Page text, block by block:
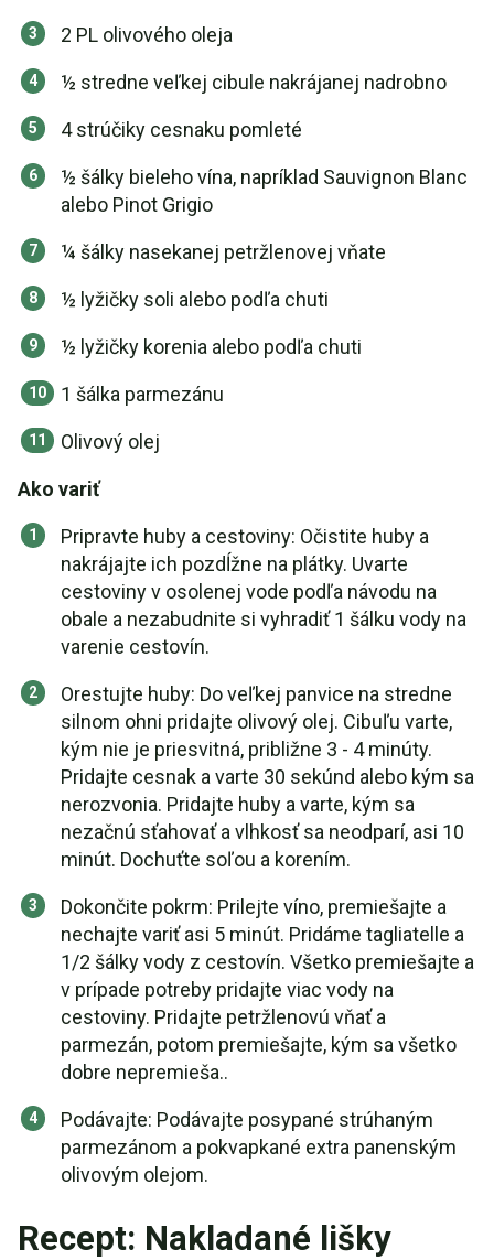
2 PL olivového oleja
½ stredne veľkej cibule nakrájanej nadrobno
4 strúčiky cesnaku pomleté
½ šálky bieleho vína, napríklad Sauvignon Blanc
alebo Pinot Grigio
¼ šálky nasekanej petržlenovej vňate
½ lyžičky soli alebo podľa chuti
½ lyžičky korenia alebo podľa chuti
1 šálka parmezánu
Olivový olej
Ako variť
Pripravte huby a cestoviny: Očistite huby a
nakrájajte ich pozdĺžne na plátky. Uvarte
cestoviny v osolenej vode podľa návodu na
obale a nezabudnite si vyhradiť 1 šálku vody na
varenie cestovín.
Orestujte huby: Do veľkej panvice na stredne
silnom ohni pridajte olivový olej. Cibuľu varte,
kým nie je priesvitná, približne 3 - 4 minúty.
Pridajte cesnak a varte 30 sekúnd alebo kým sa
nerozvonia. Pridajte huby a varte, kým sa
nezačnú sťahovať a vlhkosť sa neodparí, asi 10
minút. Dochuťte soľou a korením.
Dokončite pokrm: Prilejte víno, premiešajte a
nechajte variť asi 5 minút. Pridáme tagliatelle a
1/2 šálky vody z cestovín. Všetko premiešajte a
v prípade potreby pridajte viac vody na
cestoviny. Pridajte petržlenovú vňať a
parmezán, potom premiešajte, kým sa všetko
dobre nepremieša..
Podávajte: Podávajte posypané strúhaným
parmezánom a pokvapkané extra panenským
olivovým olejom.
Recept: Nakladané lišky